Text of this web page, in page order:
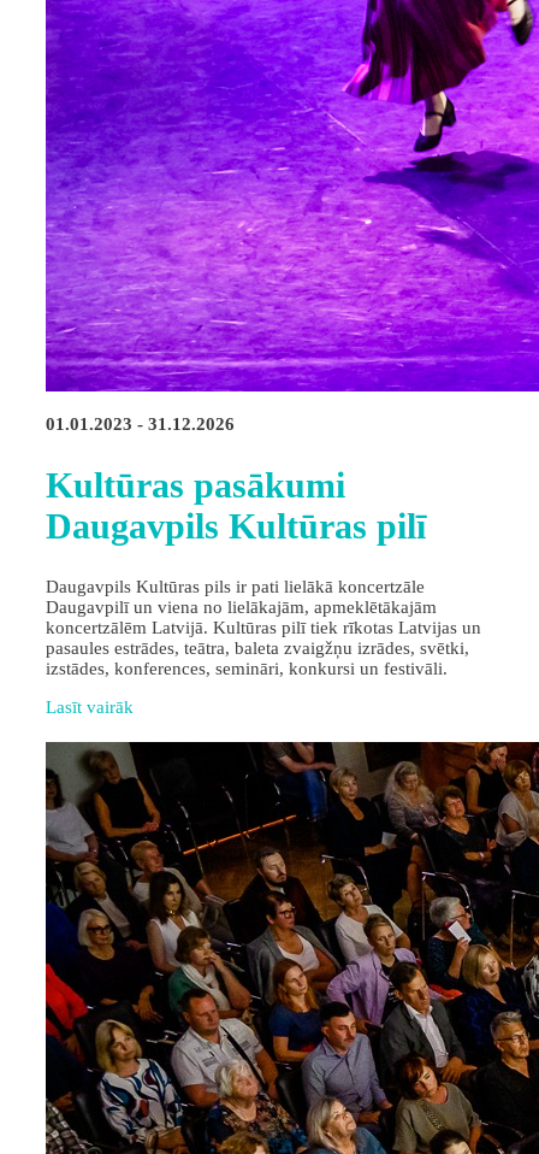
01.01.2023 - 31.12.2026
Kultūras pasākumi
Daugavpils Kultūras pilī
Daugavpils Kultūras pils ir pati lielākā koncertzāle
Daugavpilī un viena no lielākajām, apmeklētākajām
koncertzālēm Latvijā. Kultūras pilī tiek rīkotas Latvijas un
pasaules estrādes, teātra, baleta zvaigžņu izrādes, svētki,
izstādes, konferences, semināri, konkursi un festivāli.
Lasīt vairāk